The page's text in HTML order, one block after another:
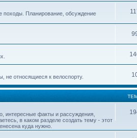
походы. Планирование, обсуждение
не относящиеся к велоспорту.
интересные факты и рассуждения,
в каком разделе создать тему - этот
куда нужно.